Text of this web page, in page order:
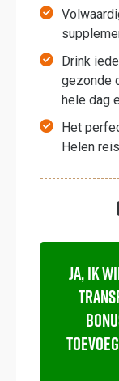
Drink
gezonde
hele dag
Het
Helen
Ja, ik